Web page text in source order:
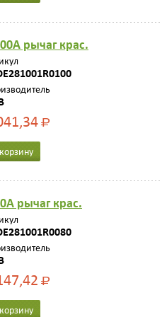
рычаг крас.
Р
рычаг крас.
Р